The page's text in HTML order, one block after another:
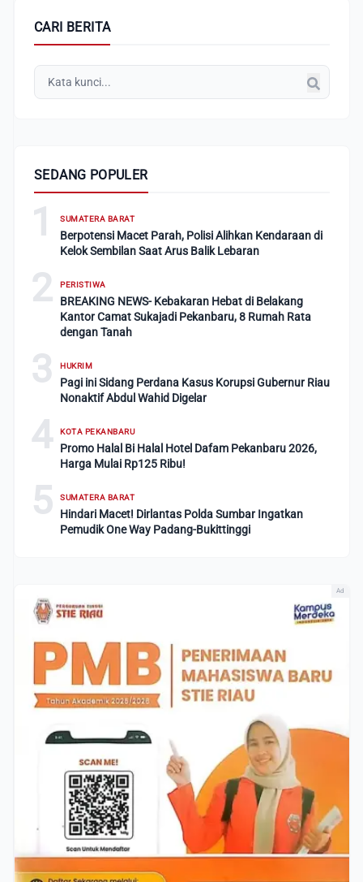
CARI BERITA
SEDANG POPULER
1 SUMATERA BARAT
Berpotensi Macet Parah, Polisi Alihkan Kendaraan di
Kelok Sembilan Saat Arus Balik Lebaran
2 PERISTIWA
BREAKING NEWS- Kebakaran Hebat di Belakang
Kantor Camat Sukajadi Pekanbaru, 8 Rumah Rata
dengan Tanah
3 HUKRIM
Pagi ini Sidang Perdana Kasus Korupsi Gubernur Riau
Nonaktif Abdul Wahid Digelar
4 KOTA PEKANBARU
Promo Halal Bi Halal Hotel Dafam Pekanbaru 2026,
Harga Mulai Rp125 Ribu!
5 SUMATERA BARAT
Hindari Macet! Dirlantas Polda Sumbar Ingatkan
Pemudik One Way Padang-Bukittinggi
Ad